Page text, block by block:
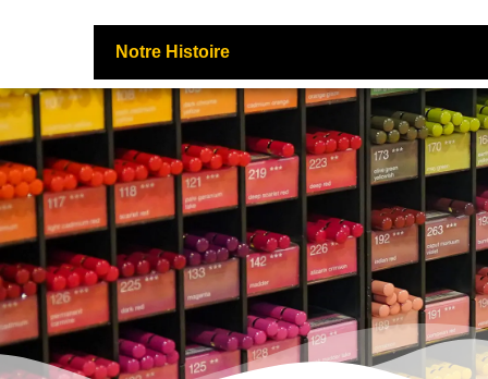
Notre Histoire